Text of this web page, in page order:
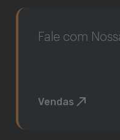
Fale com
Vendas